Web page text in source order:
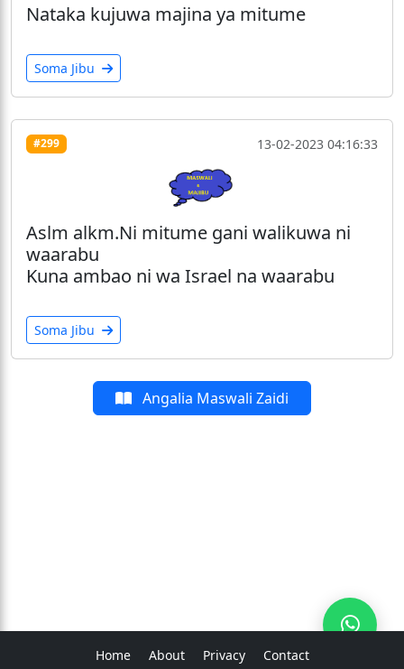
Nataka kujuwa majina ya mitume
Soma Jibu
#299 13-02-2023 04:16:33
Aslm alkm.Ni mitume gani walikuwa ni
waarabu
Kuna ambao ni wa Israel na waarabu
Soma Jibu
Angalia Maswali Zaidi
Home About Privacy Contact